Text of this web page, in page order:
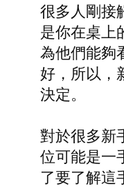
很多人剛接
是你在桌上
為他們能夠
好，所以，
決定。
對於很多新
位可能是一
了要了解這